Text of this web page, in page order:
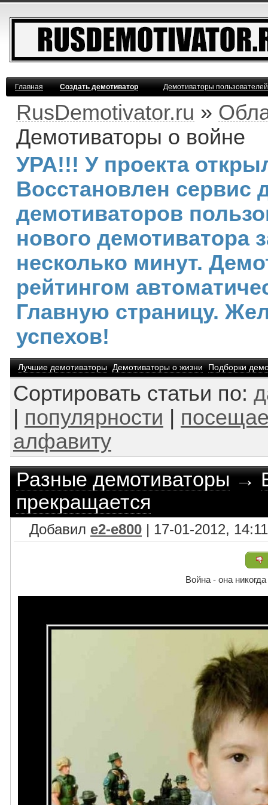
Главная Создать демотиватор Демотиваторы
RusDemotivator.ru »
Демотиваторы о войне
УРА!!! У проекта
Восстановлен сервис
демотиваторов
нового демотиватора
несколько минут.
рейтингом
Главную страницу.
успехов!
Лучшие демотиваторы Демотиваторы о жизни Подборки
Сортировать статьи по:
популярности
алфавиту
Разные демотиваторы→
прекращается
Добавил e2-e800 | 17-01-2012, 14:11
Война - она